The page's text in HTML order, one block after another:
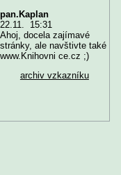
pan.Kaplan
22.11. 15:31
Ahoj, docela zajímavé
stránky, ale navštivte také
www.Knihovni ce.cz ;)
archiv vzkazníku